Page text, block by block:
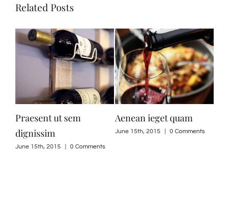
Related Posts
Praesent ut sem
dignissim
June 15th, 2015 0 Comments
Aenean ieget quam
June 15th, 2015 0 Comments